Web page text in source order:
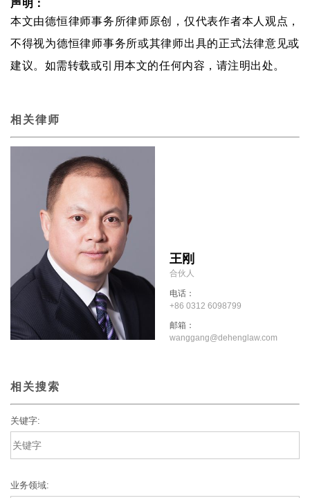
声明：
本文由德恒律师事务所律师原创，仅代表作者本人观点，
不得视为德恒律师事务所或其律师出具的正式法律意见或
建议。如需转载或引用本文的任何内容，请注明出处。
相关律师
王刚
合伙人
电话：
+86 0312 6098799
邮箱：
wanggang@dehenglaw.com
相关搜索
关键字:
业务领域: